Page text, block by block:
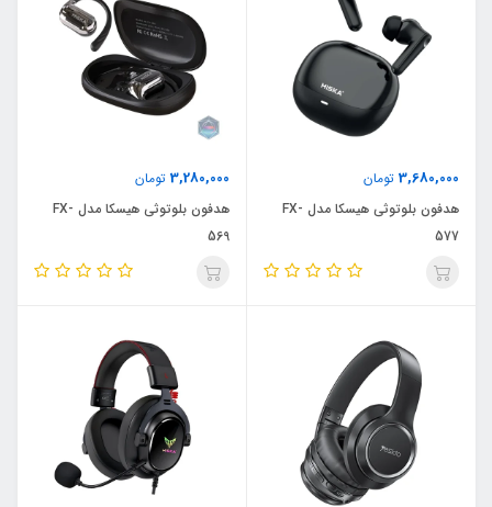
3,680,000 تومان
هدفون بلوتوثی هیسکا مدل FX-
577
3,280,000 تومان
هدفون بلوتوثی هیسکا مدل FX-
569